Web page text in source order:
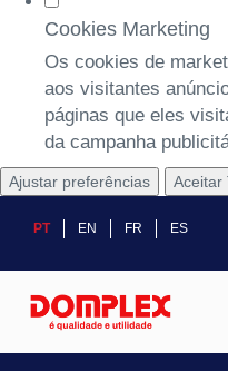
Cookies Marketing
Os cookies de
aos visitantes
páginas que eles
da campanha
Ajustar preferências Aceitar
PT EN FR ES